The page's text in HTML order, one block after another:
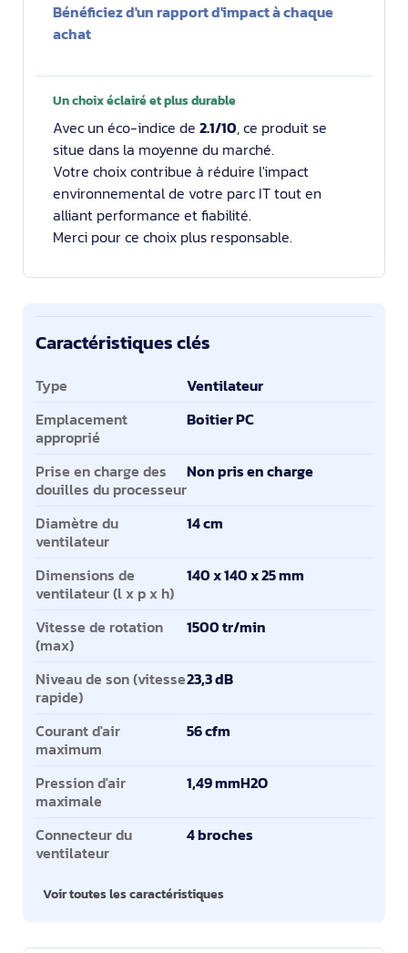
Bénéficiez d'un rapport d'impact à chaque
achat
Un choix éclairé et plus durable
Avec un éco-indice de 2.1/10, ce produit se
situe dans la moyenne du marché.
Votre choix contribue à réduire l'impact
environnemental de votre parc IT tout en
alliant performance et fiabilité.
Merci pour ce choix plus responsable.
Caractéristiques clés
Caractéristiques clés
Type
Ventilateur
Emplacement
approprié
Boitier PC
Prise en charge des
douilles du processeur
Non pris en charge
Diamètre du
ventilateur
14 cm
Dimensions de
ventilateur (l x p x h)
140 x 140 x 25 mm
Vitesse de rotation
(max)
1500 tr/min
Niveau de son (vitesse
rapide)
23,3 dB
Courant d'air
maximum
56 cfm
Pression d'air
maximale
1,49 mmH2O
Connecteur du
ventilateur
4 broches
Voir toutes les caractéristiques